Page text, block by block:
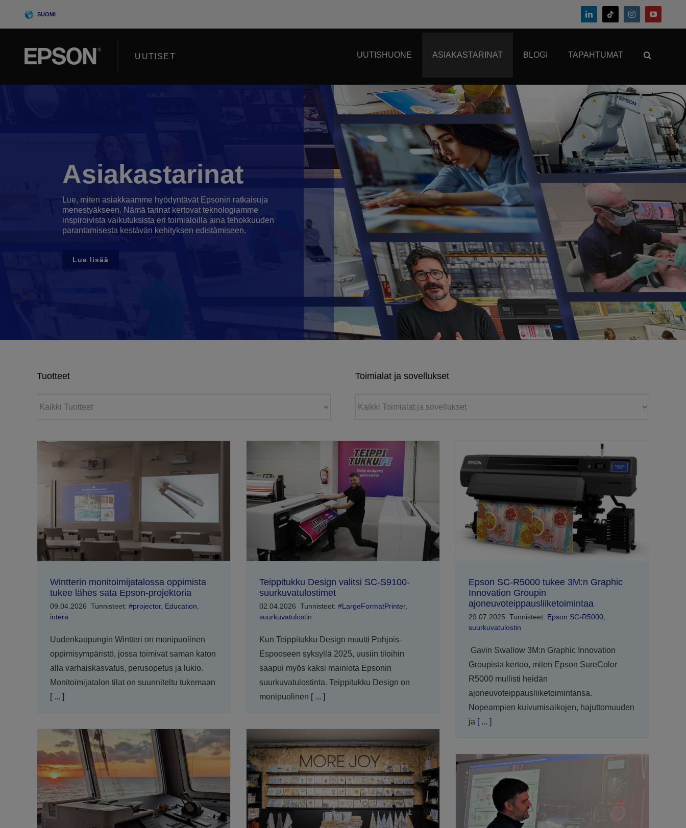
SUOMI
UUTISET UUTISHUONE ASIAKASTARINAT BLOGI TAPAHTUMAT
Lue, miten asiakkaamme hyödyntävät Epsonin ratkaisuja
menestyäkseen. Nämä tarinat kertovat teknologiamme
inspiroivista vaikutuksista eri toimialoilla aina tehokkuuden
parantamisesta kestävän kehityksen edistämiseen.
Asiakastarinat
Lue lisää
Tuotteet Toimialat ja sovellukset
Wintterin monitoimijatalossa oppimista
tukee lähes sata Epson-projektoria
09.04.2026 Tunnisteet: #projector, Education
intera
Uudenkaupungin Wintteri on monipuolinen
oppimisympäristö, jossa toimivat saman katon
alla varhaiskasvatus, perusopetus ja lukio.
Monitoimijatalon tilat on suunniteltu tukemaan
[ ... ]
Teippitukku Design valitsi SC-S9100-
suurkuvatulostimet
02.04.2026 Tunnisteet: #LargeFormatPrinter,
suurkuvatulostin
Kun Teippitukku Design muutti Pohjois-
Espooseen syksyllä 2025, uusiin tiloihin
saapui myös kaksi mainiota Epsonin
suurkuvatulostinta. Teippitukku Design on
monipuolinen [ ... ]
Epson SC-R5000 tukee 3M:n Graphic
Innovation Groupin
ajoneuvoteippausliiketoimintaa
29.07.2025 Tunnisteet: Epson SC-R5000,
suurkuvatulostin
Gavin Swallow 3M:n Graphic Innovation
Groupista kertoo, miten Epson SureColor
R5000 mullisti heidän
ajoneuvoteippausliiketoimintansa.
Nopeampien kuivumisaikojen, hajuttomuuden
ja [ ... ]